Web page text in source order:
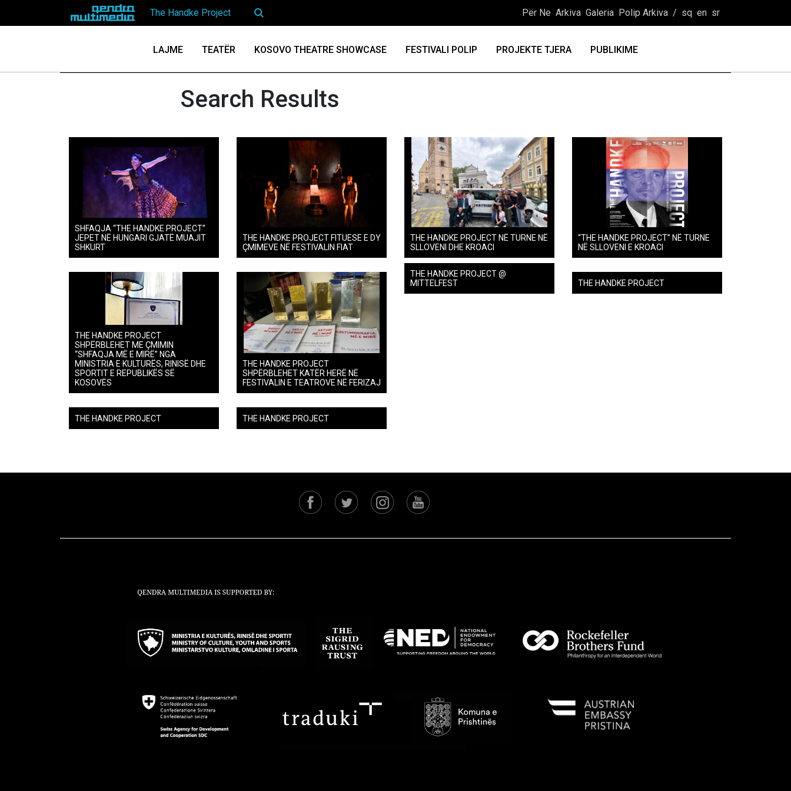
Për Ne Arkiva Galeria Polip Arkiva / sq en sr
LAJME TEATËR KOSOVO THEATRE SHOWCASE FESTIVALI POLIP PROJEKTE TJERA PUBLIKIME
Search Results
SHFAQJA “THE HANDKE PROJECT”
JEPET NË HUNGARI GJATË MUAJIT
SHKURT
THE HANDKE PROJECT FITUESE E DY
ÇMIMEVE NË FESTIVALIN FIAT
THE HANDKE PROJECT NË TURNE NË
SLLOVENI DHE KROACI
“THE HANDKE PROJECT” NË TURNE
NË SLLOVENI E KROACI
THE HANDKE PROJECT
SHPËRBLEHET ME ÇMIMIN
“SHFAQJA MË E MIRË” NGA
MINISTRIA E KULTURËS, RINISË DHE
SPORTIT E REPUBLIKËS SË
KOSOVËS
THE HANDKE PROJECT
SHPËRBLEHET KATËR HERË NË
FESTIVALIN E TEATROVE NË FERIZAJ
THE HANDKE PROJECT @
MITTELFEST
THE HANDKE PROJECT
THE HANDKE PROJECT THE HANDKE PROJECT